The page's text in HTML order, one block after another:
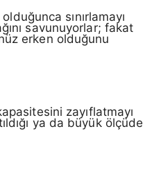
sınırlamayı
savunuyorlar; fakat
erken olduğunu
zayıflatmayı
ya da büyük ölçüde